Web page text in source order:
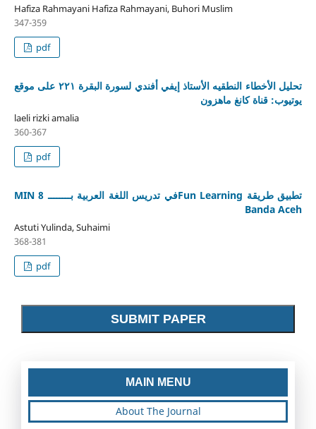
Hafiza Rahmayani Hafiza Rahmayani, Buhori Muslim
347-359
pdf
تحليل الأخطاء النطقيه الأستاذ إيفي أفندي لسورة البقرة ٢٢١ على موقع
يوتيوب: قناة كانغ ماهزون
laeli rizki amalia
360-367
pdf
تطبيق طريقة Fun Learningفي تدريس اللغة العربية بــــــــ MIN 8
Banda Aceh
Astuti Yulinda, Suhaimi
368-381
pdf
SUBMIT PAPER
MAIN MENU
About The Journal